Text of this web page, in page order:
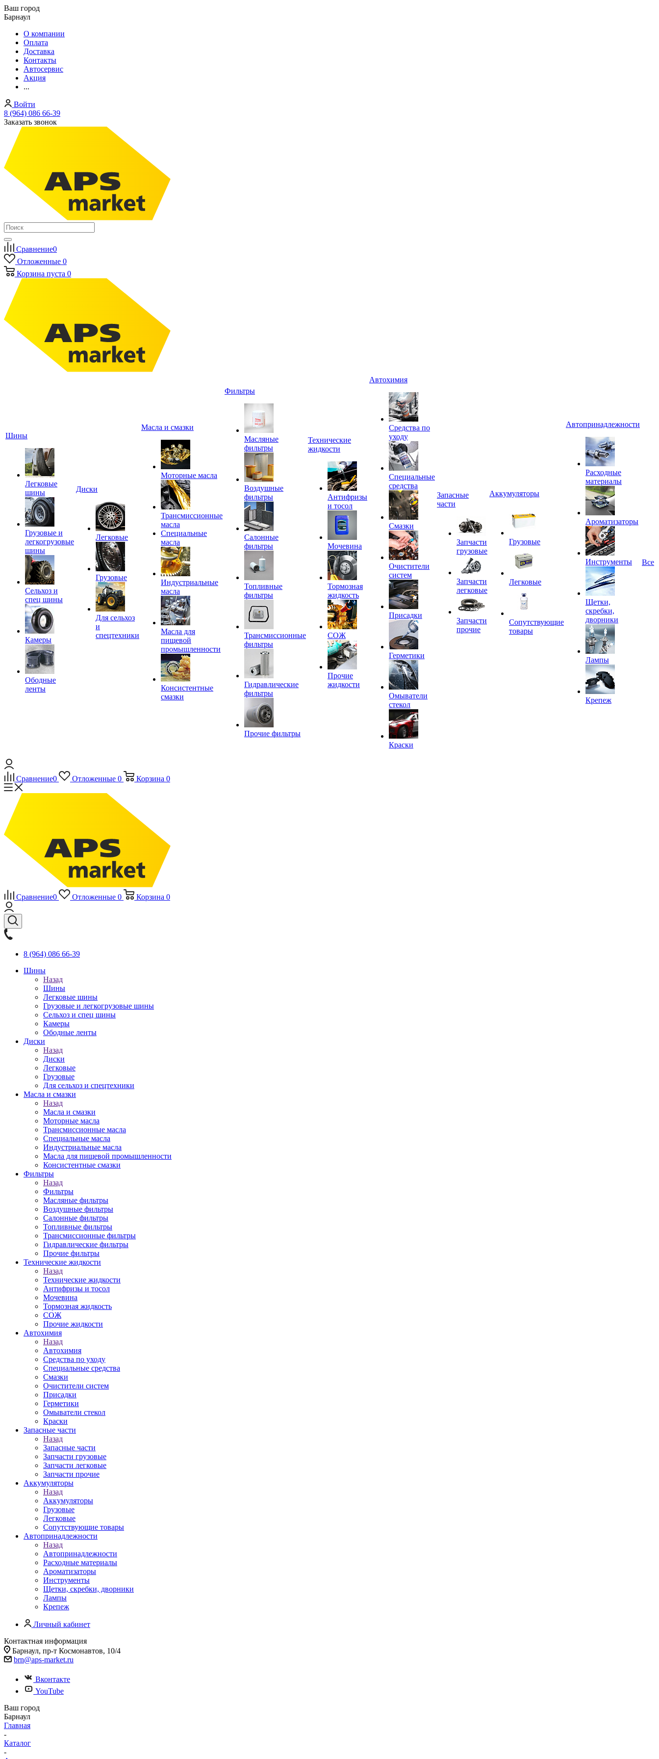
Ваш город
Барнаул
О компании
Оплата
Доставка
Контакты
Автосервис
Акция
...
Войти
8 (964) 086 66-39
Заказать звонок
Сравнение0
Отложенные 0
Корзина пуста 0
Шины
Легковые
шины
Грузовые и
легкогрузовые
шины
Сельхоз и
спец шины
Камеры
Ободные
ленты
Диски
Легковые
Грузовые
Для сельхоз
и
спецтехники
Масла и смазки
Моторные масла
Трансмиссионные
масла
Специальные
масла
Индустриальные
масла
Масла для
пищевой
промышленности
Консистентные
смазки
Фильтры
Масляные
фильтры
Воздушные
фильтры
Салонные
фильтры
Топливные
фильтры
Трансмиссионные
фильтры
Гидравлические
фильтры
Прочие фильтры
Технические
жидкости
Антифризы
и тосол
Мочевина
Тормозная
жидкость
СОЖ
Прочие
жидкости
Автохимия
Средства по
уходу
Специальные
средства
Смазки
Очистители
систем
Присадки
Герметики
Омыватели
стекол
Краски
Запасные
части
Запчасти
грузовые
Запчасти
легковые
Запчасти
прочие
Аккумуляторы
Грузовые
Легковые
Сопутствующие
товары
Автопринадлежности
Расходные
материалы
Ароматизаторы
Инструменты
Щетки,
скребки,
дворники
Лампы
Крепеж
Все
Сравнение0 Отложенные 0 Корзина 0
Сравнение0 Отложенные 0 Корзина 0
8 (964) 086 66-39
Шины
Назад
Шины
Легковые шины
Грузовые и легкогрузовые шины
Сельхоз и спец шины
Камеры
Ободные ленты
Диски
Назад
Диски
Легковые
Грузовые
Для сельхоз и спецтехники
Масла и смазки
Назад
Масла и смазки
Моторные масла
Трансмиссионные масла
Специальные масла
Индустриальные масла
Масла для пищевой промышленности
Консистентные смазки
Фильтры
Назад
Фильтры
Масляные фильтры
Воздушные фильтры
Салонные фильтры
Топливные фильтры
Трансмиссионные фильтры
Гидравлические фильтры
Прочие фильтры
Технические жидкости
Назад
Технические жидкости
Антифризы и тосол
Мочевина
Тормозная жидкость
СОЖ
Прочие жидкости
Автохимия
Назад
Автохимия
Средства по уходу
Специальные средства
Смазки
Очистители систем
Присадки
Герметики
Омыватели стекол
Краски
Запасные части
Назад
Запасные части
Запчасти грузовые
Запчасти легковые
Запчасти прочие
Аккумуляторы
Назад
Аккумуляторы
Грузовые
Легковые
Сопутствующие товары
Автопринадлежности
Назад
Автопринадлежности
Расходные материалы
Ароматизаторы
Инструменты
Щетки, скребки, дворники
Лампы
Крепеж
Личный кабинет
Контактная информация
Барнаул, пр-т Космонавтов, 10/4
brn@aps-market.ru
Вконтакте
YouTube
Ваш город
Барнаул
Главная
-
Каталог
-